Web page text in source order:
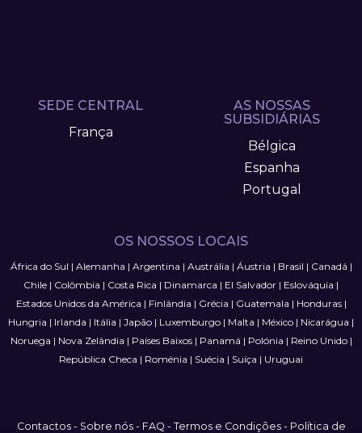
SEDE CENTRAL
França
AS NOSSAS
SUBSIDIÁRIAS
Bélgica
Espanha
Portugal
OS NOSSOS LOCAIS
África do Sul | Alemanha | Argentina | Austrália | Áustria | Brasil | Canadá |
Chile | Colômbia | Costa Rica | Dinamarca | El Salvador | Eslováquia |
Estados Unidos da América | Finlândia | Grécia | Guatemala | Honduras|
Hungria | Irlanda | Itália | Japão | Luxemburgo | Malta | México | Nicarágua |
Noruega | Nova Zelândia | Países Baixos| Panamá | Polónia | Reino Unido|
República Checa | Roménia | Suécia | Suíça | Uruguai
Contactos- Sobre nós- FAQ - Termos e Condições- Política de